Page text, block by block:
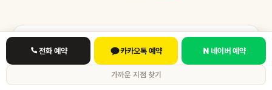
계류유산은 왜 생기나요? 제 잘못인가요?
계류유산의 원인은 자연유산의 원인과 거의 동일하며,
전화 예약 카카오톡 예약 네이버 예약
가까운 지점 찾기